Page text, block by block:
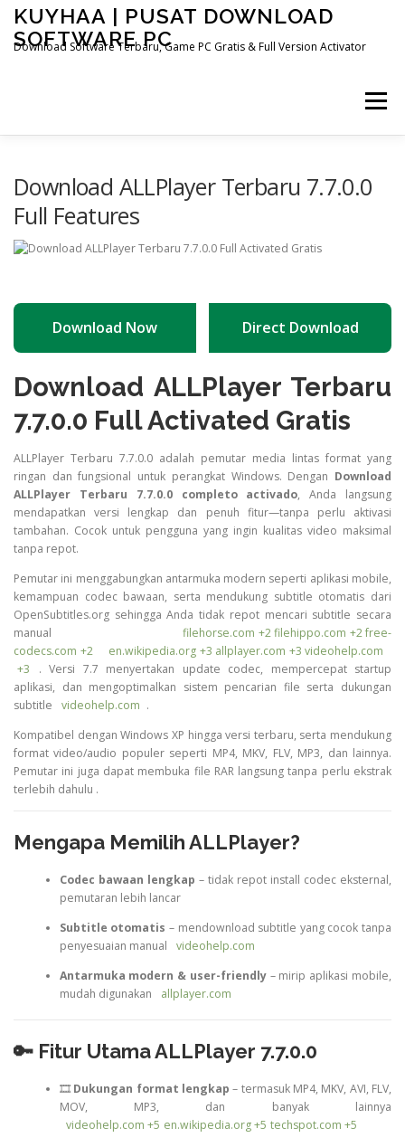
Skip
content
KUYHAA | PUSAT DOWNLOAD
SOFTWARE PC
Download Software Terbaru, Game PC Gratis & Full Version Activator
Menu
Download ALLPlayer Terbaru 7.7.0.0
Full Features
Download Now Direct Download
Download ALLPlayer Terbaru
7.7.0.0 Full Activated Gratis
ALLPlayer Terbaru 7.7.0.0 adalah pemutar media lintas format yang
ringan dan fungsional untuk perangkat Windows. Dengan Download
ALLPlayer Terbaru 7.7.0.0 completo activado, Anda langsung
mendapatkan versi lengkap dan penuh fitur—tanpa perlu aktivasi
tambahan. Cocok untuk pengguna yang ingin kualitas video maksimal
tanpa repot.
Pemutar ini menggabungkan antarmuka modern seperti aplikasi mobile,
kemampuan codec bawaan, serta mendukung subtitle otomatis dari
OpenSubtitles.org sehingga Anda tidak repot mencari subtitle secara
manual
filehorse.com +2 filehippo.com +2 free-
codecs.com +2 en.wikipedia.org +3 allplayer.com +3 videohelp.com
+3
.Versi 7.7 menyertakan update codec, mempercepat startup
aplikasi, dan mengoptimalkan sistem pencarian file serta dukungan
subtitle
videohelp.com .
Kompatibel dengan Windows XP hingga versi terbaru, serta mendukung
format video/audio populer seperti MP4, MKV, FLV, MP3, dan lainnya.
Pemutar ini juga dapat membuka file RAR langsung tanpa perlu ekstrak
terlebih dahulu .
Mengapa Memilih ALLPlayer?
Codec bawaan lengkap – tidak repot install codec eksternal,
pemutaran lebih lancar
Subtitle otomatis – mendownload subtitle yang cocok tanpa
penyesuaian manual
videohelp.com
Antarmuka modern & user-friendly– mirip aplikasi mobile,
mudah digunakan
allplayer.com
🔑 Fitur Utama ALLPlayer 7.7.0.0
🎞️ Dukungan format lengkap – termasuk MP4, MKV, AVI, FLV,
MOV, MP3, dan banyak lainnya
videohelp.com +5 en.wikipedia.org +5 techspot.com +5